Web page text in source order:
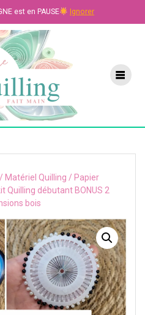
content
est en PAUSE Ignorer
/ Matériel Quilling / Papier
Quilling débutant BONUS 2
bois